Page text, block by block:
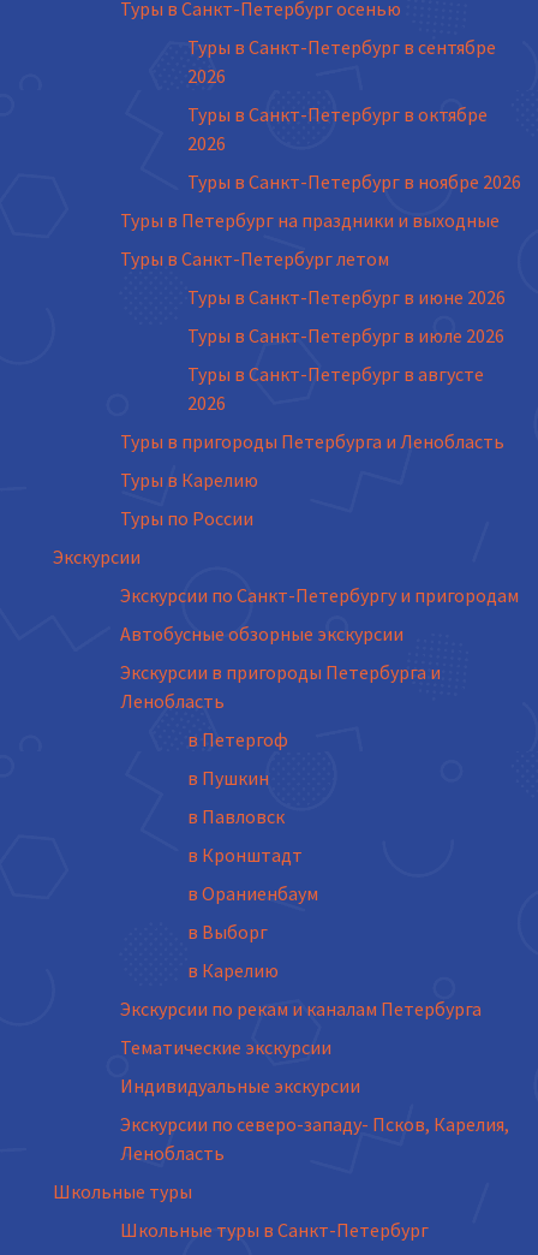
Туры в Санкт-Петербург осенью
Туры в Санкт-Петербург в сентябре
2026
Туры в Санкт-Петербург в октябре
2026
Туры в Санкт-Петербург в ноябре 2026
Туры в Петербург на праздники и выходные
Туры в Санкт-Петербург летом
Туры в Санкт-Петербург в июне 2026
Туры в Санкт-Петербург в июле 2026
Туры в Санкт-Петербург в августе
2026
Туры в пригороды Петербурга и Ленобласть
Туры в Карелию
Туры по России
Экскурсии
Экскурсии по Санкт-Петербургу и пригородам
Автобусные обзорные экскурсии
Экскурсии в пригороды Петербурга и
Ленобласть
в Петергоф
в Пушкин
в Павловск
в Кронштадт
в Ораниенбаум
в Выборг
в Карелию
Экскурсии по рекам и каналам Петербурга
Тематические экскурсии
Индивидуальные экскурсии
Экскурсии по северо-западу- Псков, Карелия,
Ленобласть
Школьные туры
Школьные туры в Санкт-Петербург